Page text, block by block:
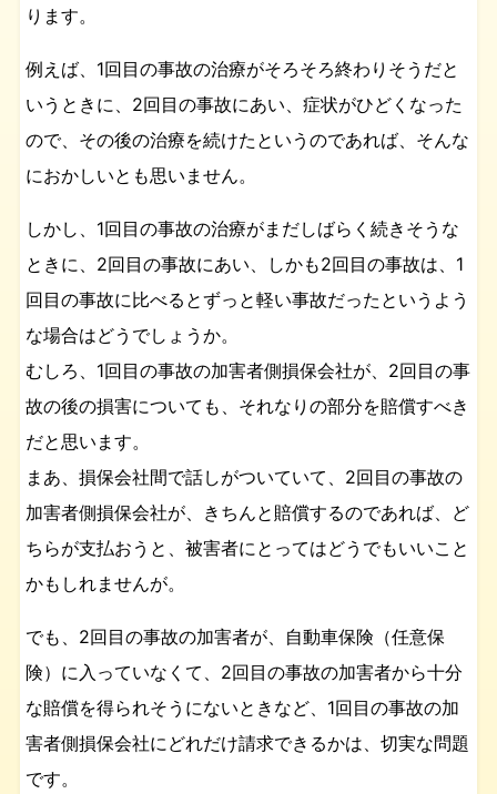
ります。
例えば、1回目の事故の治療がそろそろ終わりそうだと
いうときに、2回目の事故にあい、症状がひどくなった
ので、その後の治療を続けたというのであれば、そんな
におかしいとも思いません。
しかし、1回目の事故の治療がまだしばらく続きそうな
ときに、2回目の事故にあい、しかも2回目の事故は、1
回目の事故に比べるとずっと軽い事故だったというよう
な場合はどうでしょうか。
むしろ、1回目の事故の加害者側損保会社が、2回目の事
故の後の損害についても、それなりの部分を賠償すべき
だと思います。
まあ、損保会社間で話しがついていて、2回目の事故の
加害者側損保会社が、きちんと賠償するのであれば、ど
ちらが支払おうと、被害者にとってはどうでもいいこと
かもしれませんが。
でも、2回目の事故の加害者が、自動車保険（任意保
険）に入っていなくて、2回目の事故の加害者から十分
な賠償を得られそうにないときなど、1回目の事故の加
害者側損保会社にどれだけ請求できるかは、切実な問題
です。